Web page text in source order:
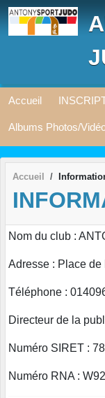
Accueil
Albums Photos/
Accueil
Nom du club :
Adresse : Place
Téléphone :
Directeur de la
Numéro SIRET :
Numéro RNA :
Panneau de gestion